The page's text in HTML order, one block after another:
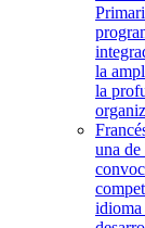
la
la
una de
idioma